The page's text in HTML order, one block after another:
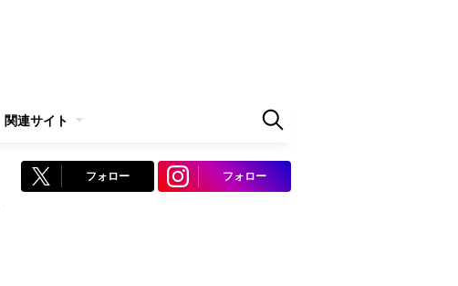
関連サイト
フォロー フォロー